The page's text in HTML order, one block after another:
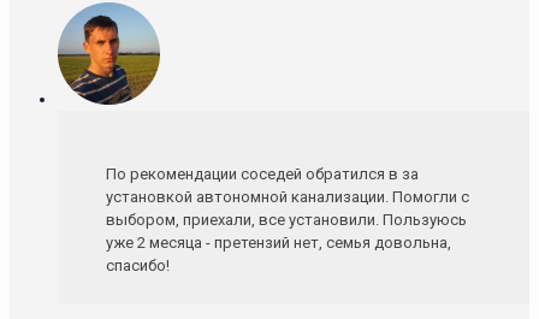
По рекомендации соседей обратился в за
установкой автономной канализации. Помогли с
выбором, приехали, все установили. Пользуюсь
уже 2 месяца - претензий нет, семья довольна,
спасибо!